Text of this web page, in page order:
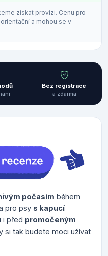
získat provizi. Cenu pro
a mohou se v
Bez registrace
a zdarma
počasím během
pro psy s kapucí
i před promočeným
si tak budete moci užívat